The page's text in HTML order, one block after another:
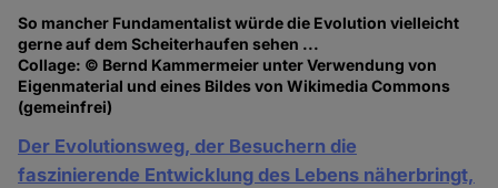
So mancher Fundamentalist würde die Evolution vielleicht
gerne auf dem Scheiterhaufen sehen ...
Collage: © Bernd Kammermeier unter Verwendung von
Eigenmaterial und eines Bildes von Wikimedia Commons
(gemeinfrei)
Der Evolutionsweg, der Besuchern die
faszinierende Entwicklung des Lebens näherbringt,